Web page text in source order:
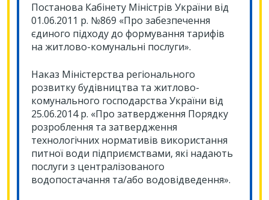
Постанова Кабінету Міністрів України від
01.06.2011 р. №869 «Про забезпечення
єдиного підходу до формування тарифів
на житлово-комунальні послуги».
Наказ Міністерства регіонального
розвитку будівництва та житлово-
комунального господарства України від
25.06.2014 р. «Про затвердження Порядку
розроблення та затвердження
технологічних нормативів використання
питної води підприємствами, які надають
послуги з централізованого
водопостачання та/або водовідведення».